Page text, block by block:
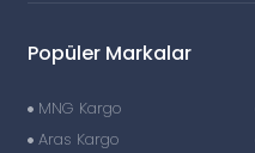
Popüler Markalar
MNG Kargo
Aras Kargo